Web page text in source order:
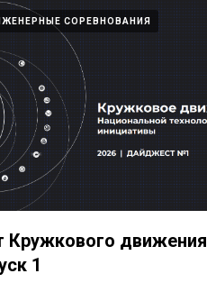
СОРЕВНОВАНИЯ
движения
1